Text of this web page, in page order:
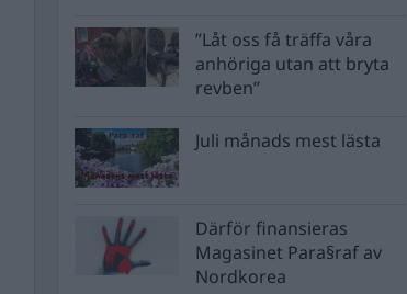
”Låt oss få träffa våra
anhöriga utan att bryta
revben”
Juli månads mest lästa
Därför finansieras
Magasinet Para§raf av
Nordkorea